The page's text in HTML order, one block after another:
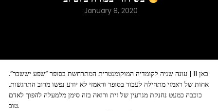
January 8, 2020
כאן 11 | עונה שניה לקומדיה המוקומנטרית המתרחשת בסופר “שפע יששכר”.
אחות של ראמזי מתחילה לעבוד בסופר וראמזי לא יודע נפשו מרוב התרגשות.
כוכבה כמעט נחנקת מגרעין של זית ורואה בזה סימן מלמעלה להפוך לאדם
טוב.